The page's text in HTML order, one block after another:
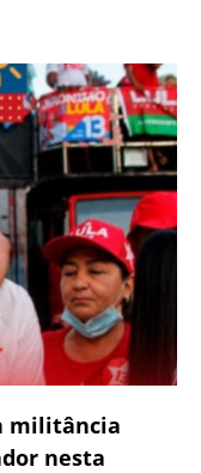
militância
nesta